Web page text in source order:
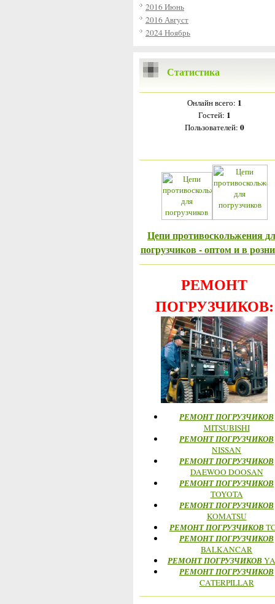
2016 Июнь
2016 Август
2024 Ноябрь
Статистика
Онлайн всего: 1
Гостей: 1
Пользователей: 0
Цепи противоскольжения
погрузчиков - оптом и в
РЕМОНТ
ПОГРУЗЧИКОВ:
РЕМОНТ ПОГРУЗЧИКОВ
MITSUBISHI
РЕМОНТ ПОГРУЗЧИКОВ
NISSAN
РЕМОНТ ПОГРУЗЧИКОВ
DAEWOO DOOSAN
РЕМОНТ ПОГРУЗЧИКОВ
TOYOTA
РЕМОНТ ПОГРУЗЧИКОВ
KOMATSU
РЕМОНТ ПОГРУЗЧИКОВ
РЕМОНТ ПОГРУЗЧИКОВ
BALKANCAR
РЕМОНТ ПОГРУЗЧИКОВ
РЕМОНТ ПОГРУЗЧИКОВ
CATERPILLAR